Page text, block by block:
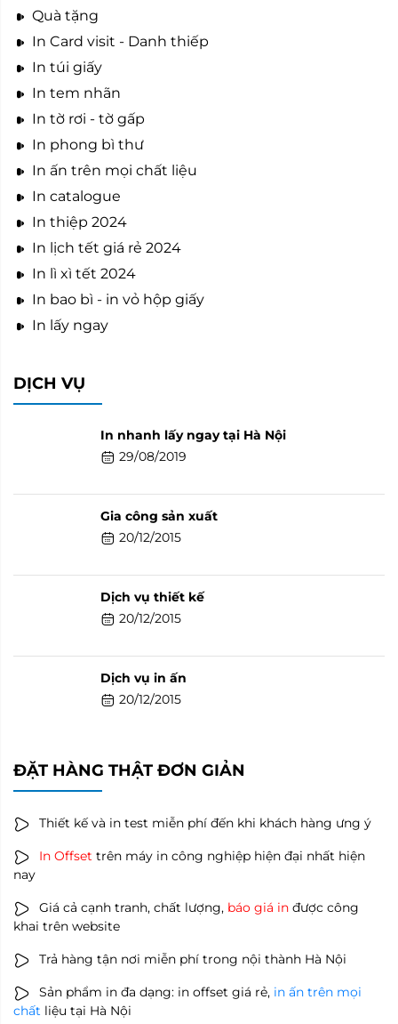
Quà tặng
In Card visit - Danh thiếp
In túi giấy
In tem nhãn
In tờ rơi - tờ gấp
In phong bì thư
In ấn trên mọi chất liệu
In catalogue
In thiệp 2024
In lịch tết giá rẻ 2024
In lì xì tết 2024
In bao bì - in vỏ hộp giấy
In lấy ngay
DỊCH VỤ
In nhanh lấy ngay tại Hà Nội
29/08/2019
Gia công sản xuất
20/12/2015
Dịch vụ thiết kế
20/12/2015
Dịch vụ in ấn
20/12/2015
ĐẶT HÀNG THẬT ĐƠN GIẢN
Thiết kế và in test miễn phí đến khi khách hàng ưng ý
In Offset trên máy in công nghiệp hiện đại nhất hiện
nay
Giá cả cạnh tranh, chất lượng, báo giá in được công
khai trên website
Trả hàng tận nơi miễn phí trong nội thành Hà Nội
Sản phẩm in đa dạng: in offset giá rẻ, in ấn trên mọi
chất liệu tại Hà Nội